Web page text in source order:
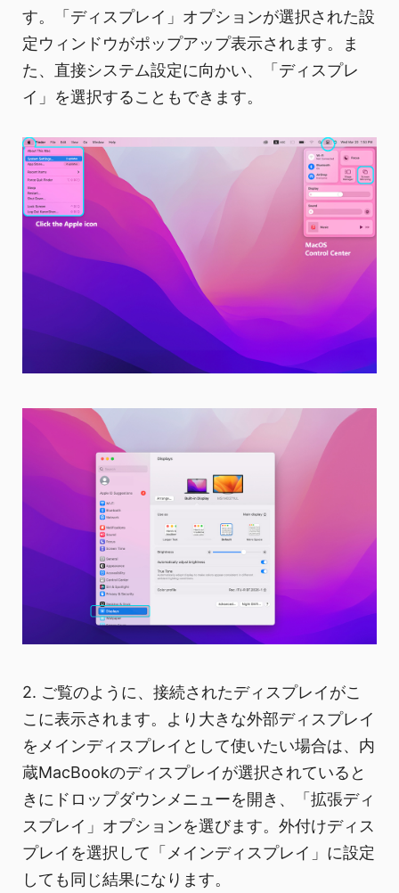
す。「ディスプレイ」オプションが選択された設
定ウィンドウがポップアップ表示されます。ま
た、直接システム設定に向かい、「ディスプレ
イ」を選択することもできます。
2. ご覧のように、接続されたディスプレイがこ
こに表示されます。より大きな外部ディスプレイ
をメインディスプレイとして使いたい場合は、内
蔵MacBookのディスプレイが選択されていると
きにドロップダウンメニューを開き、「拡張ディ
スプレイ」オプションを選びます。外付けディス
プレイを選択して「メインディスプレイ」に設定
しても同じ結果になります。